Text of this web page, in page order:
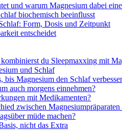
und warum Magnesium dabei
biochemisch beeinflusst
Form, Dosis und Zeitpunkt
entscheidet
du Sleepmaxxing mit
und Schlaf
bis Magnesium den Schlaf
auch morgens einnehmen?
mit Medikamenten?
zwischen
müde machen?
nicht das Extra